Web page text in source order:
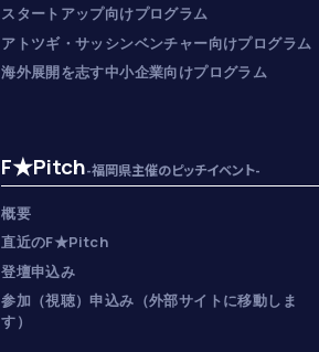
スタートアップ向けプログラム
アトツギ・サッシンベンチャー向けプログラム
海外展開を志す中小企業向けプログラム
F★Pitch-福岡県主催のピッチイベント-
概要
直近のF★Pitch
登壇申込み
参加（視聴）申込み（外部サイトに移動しま
す）